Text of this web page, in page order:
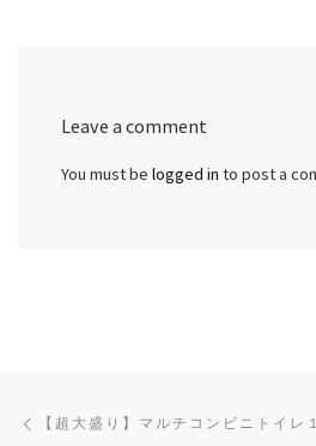
Leave a comment
You must belogged in to post a
【超大盛り】マルチコンビニトイレ